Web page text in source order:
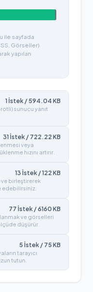
ile sayfada
Görseller)
yapılan
1 İstek / 594.04 KB
sunucu yanıt
31 İstek / 722.22 KB
veya
hızını artırır.
13 İstek /122 KB
ve birleştirerek
edebilirsiniz.
77 İstek /6160 KB
ve görselleri
düşürür.
5 İstek / 75 KB
tarayıcı
tutun.